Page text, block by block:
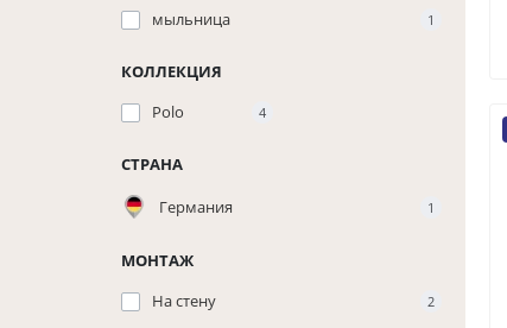
мыльница
1
КОЛЛЕКЦИЯ
Polo
4
СТРАНА
Германия
1
МОНТАЖ
На стену
2